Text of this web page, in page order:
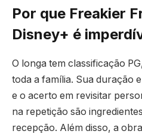
Por que Freakier
Disney+ é
O longa tem classificação
toda a família. Sua duração
e o acerto em revisitar
na repetição são
recepção. Além disso, a